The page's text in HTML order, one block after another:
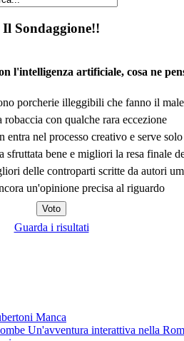
Il Sondaggione!!
l'intelligenza artificiale, cosa ne
porcherie illeggibili che fanno il
robaccia con qualche rara eccezione
nel processo creativo e serve
sfruttata bene e migliori la resa finale
delle controparti scritte da autori
un'opinione precisa al riguardo
Guarda i risultati
Manca
Un'avventura interattiva nella